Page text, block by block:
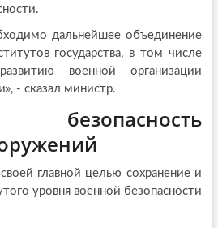
дальнейшее объединение
государства, в том числе
военной организации
- сказал министр.
безопасность
главной целью сохранение и
уровня военной безопасности